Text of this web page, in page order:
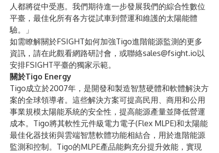
人都將從中受惠。我們期待進一步發展我們的綜合性數位
平臺，最佳化所有各方從試車到營運和維護的太陽能體
驗。」
如需瞭解關於FSIGHT如何加強Tigo進階能源監測的更多
資訊，請在此觀看網路研討會，或聯絡sales@fsight.io以
安排FSIGHT平臺的獨家示範。
關於Tigo Energy
Tigo成立於2007年，是開發和製造智慧硬體和軟體解決方
案的全球領導者。這些解決方案可提高民用、商用和公用
事業規模太陽能系統的安全性，提高能源產量並降低營運
成本。Tigo將其軟性元件級電力電子(Flex MLPE)和太陽能
最佳化器技術與雲端智慧軟體功能相結合，用於進階能源
監測和控制。Tigo的MLPE產品能夠充分提升效能，實現